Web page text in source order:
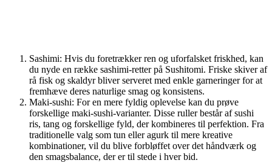
Sashimi: Hvis du foretrækker ren og uforfalsket friskhed, kan
du nyde en række sashimi-retter på Sushitomi. Friske skiver af
rå fisk og skaldyr bliver serveret med enkle garneringer for at
fremhæve deres naturlige smag og konsistens.
Maki-sushi: For en mere fyldig oplevelse kan du prøve
forskellige maki-sushi-varianter. Disse ruller består af sushi
ris, tang og forskellige fyld, der kombineres til perfektion. Fra
traditionelle valg som tun eller agurk til mere kreative
kombinationer, vil du blive forbløffet over det håndværk og
den smagsbalance, der er til stede i hver bid.